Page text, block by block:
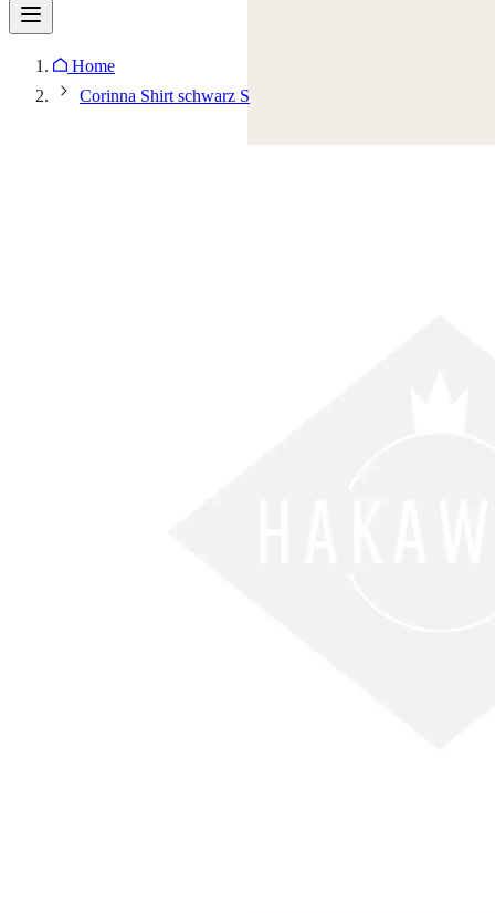
Home
Corinna Shirt schwarz S